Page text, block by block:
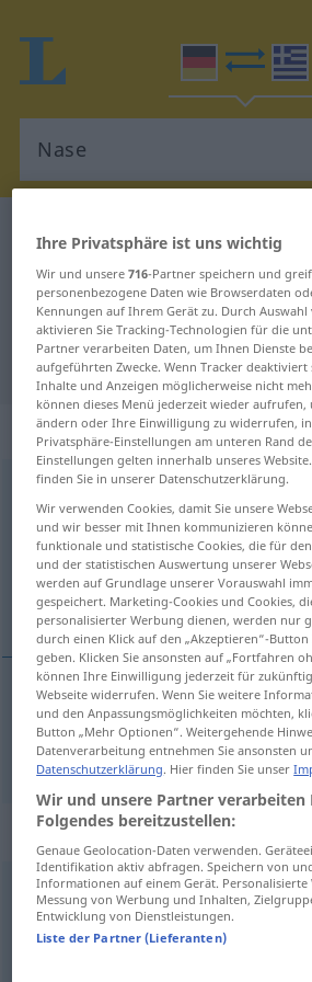
Deutsch-Griechisch Wörterbuch
Deutsch-Griechisch
für "Nase"
"Nase" Griechisch
„Nase“: Femininum,
Nasef < -;-n >
Übersicht aller Übersetzungen
(Für mehr Details die Übersetzung
μύτη
μύτηf Nase
Beispielsätze für
in der Nasepopeln
σκαλίζω τη μύτη μου
Ihre Privatsphäre ist uns wichtig
Wir und unsere716-Partner speichern und
personenbezogene Daten wie Browserdaten
Kennungen auf Ihrem Gerät zu. Durch Auswahl
aktivieren Sie Tracking-Technologien für die
Partner verarbeiten Daten, um Ihnen Dienste
aufgeführten Zwecke. Wenn Tracker deaktiviert
Inhalte und Anzeigen möglicherweise nicht
können dieses Menü jederzeit wieder aufrufen,
ändern oder Ihre Einwilligung zu widerrufen,
Privatsphäre-Einstellungen am unteren Rand
Einstellungen gelten innerhalb unseres
finden Sie in unserer Datenschutzerklärung.
Wir verwenden Cookies, damit Sie unsere
und wir besser mit Ihnen kommunizieren
funktionale und statistische Cookies, die für
und der statistischen Auswertung unserer
werden auf Grundlage unserer Vorauswahl
gespeichert. Marketing-Cookies und Cookies,
personalisierter Werbung dienen, werden nur
durch einen Klick auf den „Akzeptieren“-
geben. Klicken Sie ansonsten auf „Fortfahren
können Ihre Einwilligung jederzeit für
Webseite widerrufen. Wenn Sie weitere
und den Anpassungsmöglichkeiten möchten,
Button „Mehr Optionen“. Weitergehende
Datenverarbeitung entnehmen Sie ansonsten
Datenschutzerklärung. Hier finden Sie unser
Wir und unsere Partner verarbeiten
Folgendes bereitzustellen:
Genaue Geolocation-Daten verwenden.
Identifikation aktiv abfragen. Speichern von
Informationen auf einem Gerät.
Messung von Werbung und Inhalten,
Entwicklung von Dienstleistungen.
Liste der Partner (Lieferanten)